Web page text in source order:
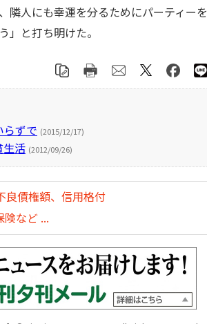
隣人にも幸運を分るためにパーティー
と打ち明けた。
らずで (2015/12/17)
生活 (2012/09/26)
良債権額、信用格付
など ...